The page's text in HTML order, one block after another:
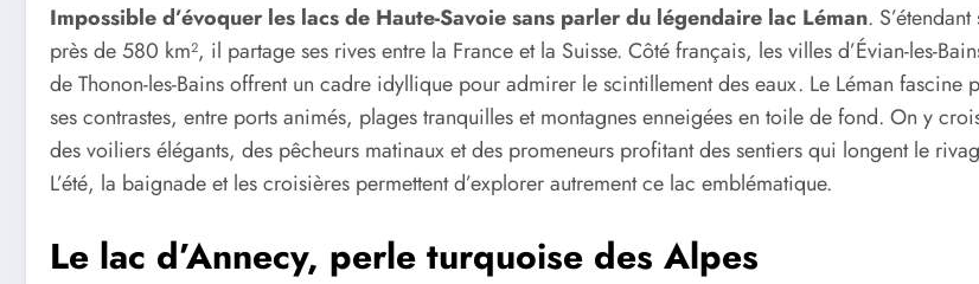
Impossible d’évoquer les lacs de Haute-Savoie sans parler du légendaire lac Léman. S’étendant
près de 580 km², il partage ses rives entre la France et la Suisse. Côté français, les villes d’Évian-les-
de Thonon-les-Bains offrent un cadre idyllique pour admirer le scintillement des eaux. Le Léman fascine
ses contrastes, entre ports animés, plages tranquilles et montagnes enneigées en toile de fond. On y
des voiliers élégants, des pêcheurs matinaux et des promeneurs profitant des sentiers qui longent le
L’été, la baignade et les croisières permettent d’explorer autrement ce lac emblématique.
Le lac d’Annecy, perle turquoise des Alpes